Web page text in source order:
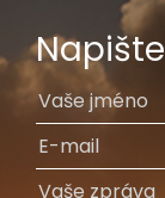
Napište